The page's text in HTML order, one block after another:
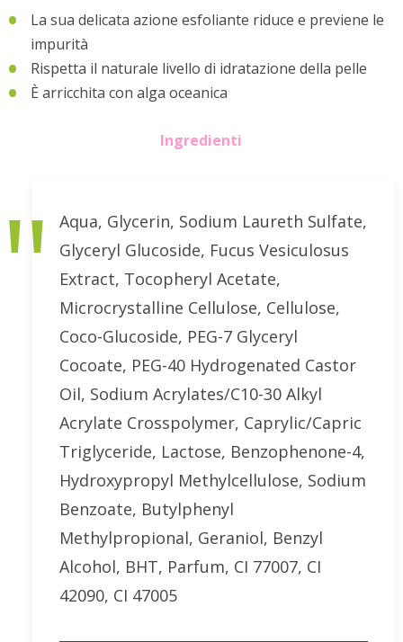
La sua delicata azione esfoliante riduce e previene le
impurità
Rispetta il naturale livello di idratazione della pelle
È arricchita con alga oceanica
Ingredienti
Aqua, Glycerin, Sodium Laureth Sulfate,
Glyceryl Glucoside, Fucus Vesiculosus
Extract, Tocopheryl Acetate,
Microcrystalline Cellulose, Cellulose,
Coco-Glucoside, PEG-7 Glyceryl
Cocoate, PEG-40 Hydrogenated Castor
Oil, Sodium Acrylates/C10-30 Alkyl
Acrylate Crosspolymer, Caprylic/Capric
Triglyceride, Lactose, Benzophenone-4,
Hydroxypropyl Methylcellulose, Sodium
Benzoate, Butylphenyl
Methylpropional, Geraniol, Benzyl
Alcohol, BHT, Parfum, CI 77007, CI
42090, CI 47005